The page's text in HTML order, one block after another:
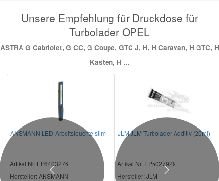
Unsere Empfehlung für Druckdose für
Turbolader OPEL
ASTRA G Cabriolet, G CC, G Coupe, GTC J, H, H Caravan, H GTC, H
Kasten, H ...
ANSMANN LED-Arbeitsleuchte slim
Artikel Nr. EP6403276
Hersteller: ANSMANN
JLM JLM Turbolader Additiv (20ml)
Artikel Nr. EP5027929
Hersteller: JLM
Previous Next